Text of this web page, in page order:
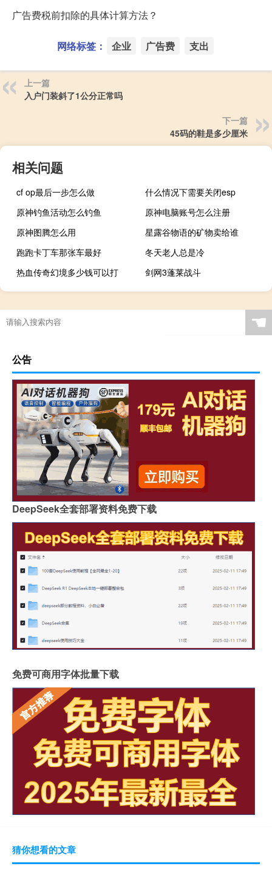
广告费税前扣除的具体计算方法？
网络标签： 企业 广告费 支出
上一篇
入户门装斜了1公分正常吗
下一篇
45码的鞋是多少厘米
相关问题
cf op最后一步怎么做
什么情况下需要关闭esp
原神钓鱼活动怎么钓鱼
原神电脑账号怎么注册
原神图腾怎么用
星露谷物语的矿物卖给谁
跑跑卡丁车那张车最好
冬天老人总是冷
热血传奇幻境多少钱可以打
剑网3蓬莱战斗
☚
公告
DeepSeek全套部署资料免费下载
免费可商用字体批量下载
猜你想看的文章